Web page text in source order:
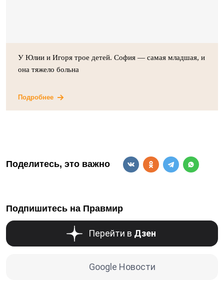
У Юлии и Игоря трое детей. София — самая младшая, и
она тяжело больна
Подробнее
Поделитесь, это важно
Подпишитесь на Правмир
Перейти в Дзен
Google Новости